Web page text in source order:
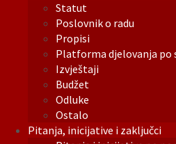
Statut
Poslovnik o radu
Propisi
Platforma djelovanja po
Izvještaji
Budžet
Odluke
Ostalo
Pitanja, inicijative i zaključci